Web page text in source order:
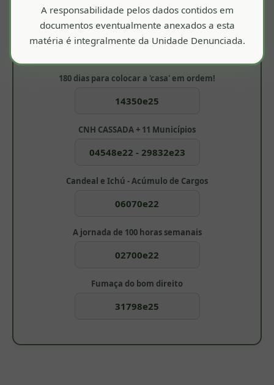
Nossa Atuação é Referência
180 dias para colocar a 'casa' em ordem!
14350e25
CNH CASSADA + 11 Municípios
04548e22 - 29832e23
Candeal e Ichú - Acúmulo de Cargos
06070e22
A jornada de 100 horas semanais
02700e22
Fumaça do bom direito
31798e25
A responsabilidade pelos dados contidos em
documentos eventualmente anexados a esta
matéria é integralmente da Unidade Denunciada.